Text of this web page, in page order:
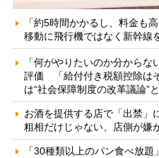
「約5時間かかるし、料金も
移動に飛行機ではなく新幹線
「何がやりたいのか分から
評価 「給付付き税額控除は
は“社会保障制度の改革議論”
お酒を提供する店で「出禁
粗相だけじゃない、店側が嫌
「30種類以上のパン食べ放